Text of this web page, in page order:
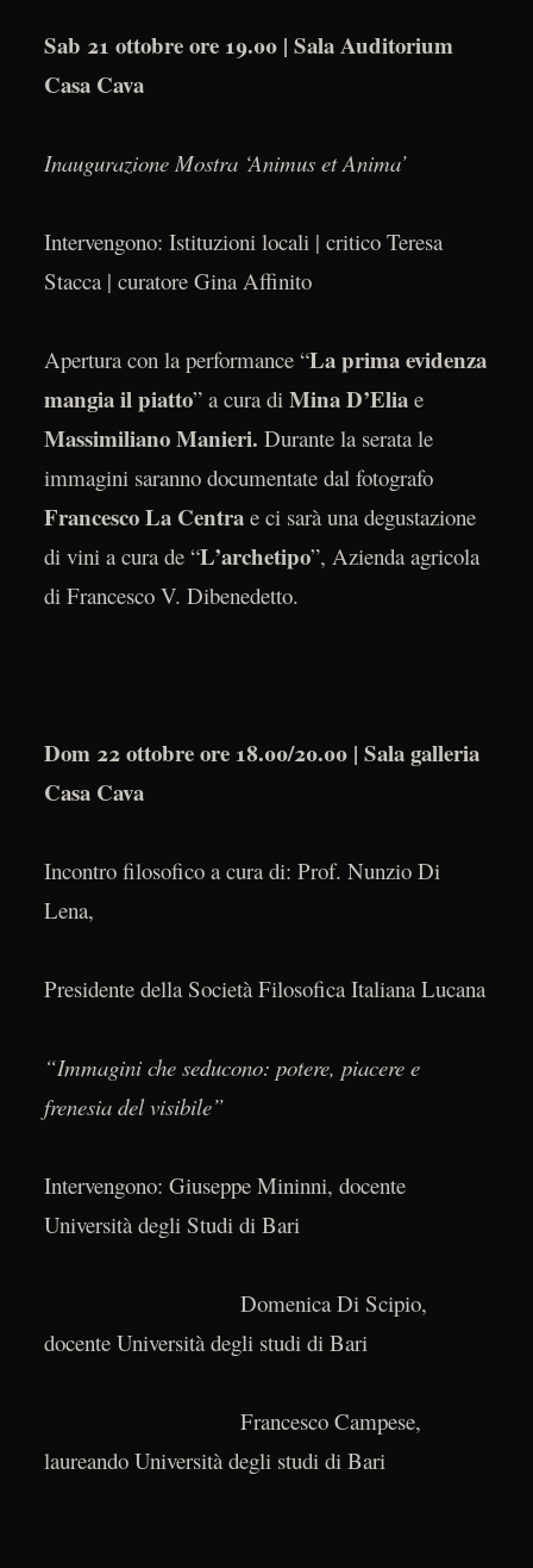
Sab 21 ottobre ore 19.00 | Sala Auditorium
Casa Cava
Inaugurazione Mostra ‘Animus et Anima’
Intervengono: Istituzioni locali | critico Teresa
Stacca | curatore Gina Affinito
Apertura con la performance “La prima evidenza
mangia il piatto” a cura di Mina D’Eliae
Massimiliano Manieri. Durante la serata le
immagini saranno documentate dal fotografo
Francesco La Centrae ci sarà una degustazione
di vini a cura de “L’archetipo”, Azienda agricola
di Francesco V. Dibenedetto.
Dom 22 ottobre ore 18.00/20.00 | Sala galleria
Casa Cava
Incontro filosofico a cura di: Prof. Nunzio Di
Lena,
Presidente della Società Filosofica Italiana Lucana
“Immagini che seducono: potere, piacere e
frenesia del visibile”
Intervengono: Giuseppe Mininni, docente
Università degli Studi di Bari
Domenica Di Scipio,
docente Università degli studi di Bari
Francesco Campese,
laureando Università degli studi di Bari